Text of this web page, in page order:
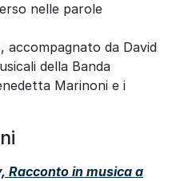
nelle parole
accompagnato da David
della Banda
Marinoni e i
Racconto in musica a